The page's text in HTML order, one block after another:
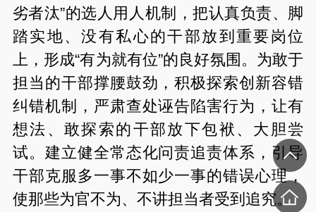
劣者汰”的选人用人机制，把认真负责、脚
踏实地、没有私心的干部放到重要岗位
上，形成“有为就有位”的良好氛围。为敢于
担当的干部撑腰鼓劲，积极探索创新容错
纠错机制，严肃查处诬告陷害行为，让有
想法、敢探索的干部放下包袱、大胆尝
试。建立健全常态化问责追责体系，引导
干部克服多一事不如少一事的错误心理，
使那些为官不为、不讲担当者受到追究。